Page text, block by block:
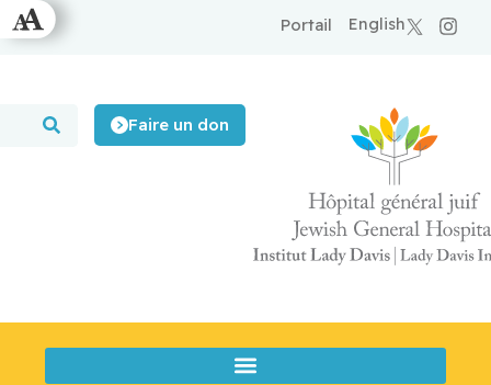
English
Portail
Faire un don